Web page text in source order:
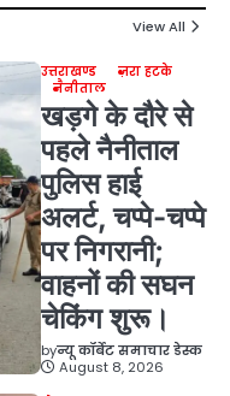
View All
उत्तराखण्ड
ज़रा हटके
नैनीताल
खड़गे के दौरे से
पहले नैनीताल
पुलिस हाई
अलर्ट, चप्पे-चप्पे
पर निगरानी;
वाहनों की सघन
चेकिंग शुरू।
byन्यू कॉर्बेट समाचार डेस्क
August 8, 2026